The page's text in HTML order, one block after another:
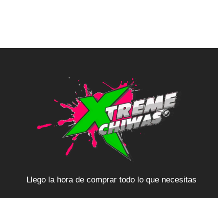
Llego la hora de comprar todo lo que necesitas